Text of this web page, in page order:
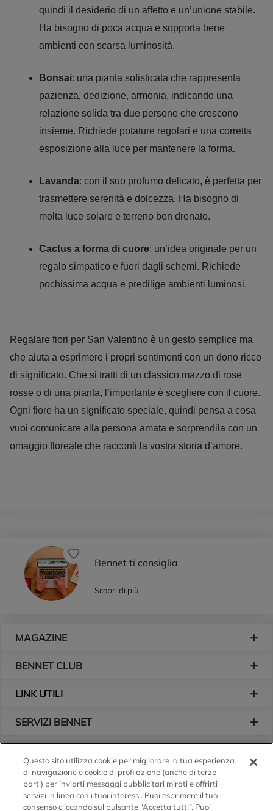
quindi il desiderio di un affetto e un’unione stabile.
Ha bisogno di poca acqua e sopporta bene
ambienti con scarsa luminosità.
Bonsai: una pianta sofisticata che rappresenta
pazienza, dedizione, armonia, indicando una
relazione solida tra due persone che crescono
insieme. Richiede potature regolari e una corretta
esposizione alla luce per mantenere la forma.
Lavanda: con il suo profumo delicato, è perfetta per
trasmettere serenità e dolcezza. Ha bisogno di
molta luce solare e terreno ben drenato.
Cactus a forma di cuore: un’idea originale per un
regalo simpatico e fuori dagli schemi. Richiede
pochissima acqua e predilige ambienti luminosi.
Regalare fiori per San Valentino è un gesto semplice ma
che aiuta a esprimere i propri sentimenti con un dono ricco
di significato. Che si tratti di un classico mazzo di rose
rosse o di una pianta, l’importante è scegliere con il cuore.
Ogni fiore ha un significato speciale, quindi pensa a cosa
vuoi comunicare alla persona amata e sorprendila con un
omaggio floreale che racconti la vostra storia d’amore.
Bennet ti consiglia
Scopri di più
MAGAZINE
BENNET CLUB
LINK UTILI
SERVIZI BENNET
Logo Bennet
Seguici sui nostri canali
Questo sito utilizza cookie per migliorare la tua esperienza
di navigazione e cookie di profilazione (anche di terze
parti) per inviarti messaggi pubblicitari mirati e offrirti
servizi in linea con i tuoi interessi. Puoi esprimere il tuo
consenso cliccando sul pulsante “Accetta tutti”. Puoi